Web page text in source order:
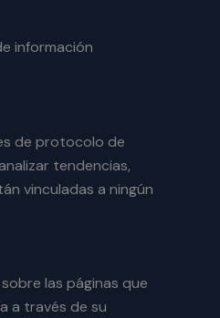
información
de protocolo de
tendencias,
vinculadas a ningún
las páginas que
a través de su